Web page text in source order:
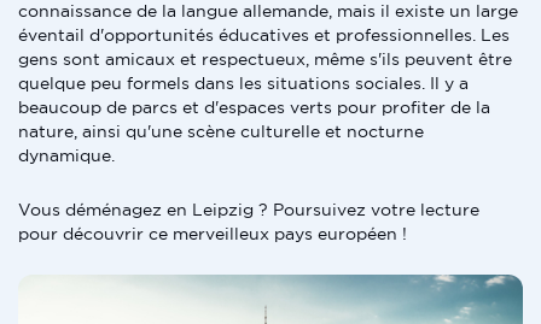
connaissance de la langue allemande, mais il existe un large
éventail d'opportunités éducatives et professionnelles. Les
gens sont amicaux et respectueux, même s'ils peuvent être
quelque peu formels dans les situations sociales. Il y a
beaucoup de parcs et d'espaces verts pour profiter de la
nature, ainsi qu'une scène culturelle et nocturne
dynamique.
Vous déménagez en Leipzig ? Poursuivez votre lecture
pour découvrir ce merveilleux pays européen !